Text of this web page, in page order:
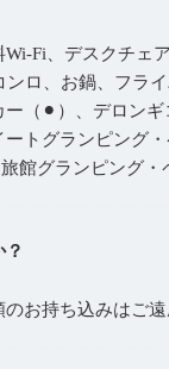
Fi、デスクチェ
ンロ、お鍋、フラ
（⚫︎）、デロン
トグランピング
館グランピング
お持ち込みはご遠